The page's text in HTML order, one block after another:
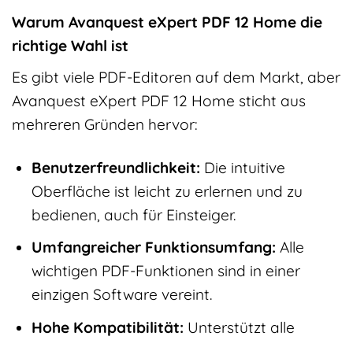
Warum Avanquest eXpert PDF 12 Home die
richtige Wahl ist
Es gibt viele PDF-Editoren auf dem Markt, aber
Avanquest eXpert PDF 12 Home sticht aus
mehreren Gründen hervor:
Benutzerfreundlichkeit: Die intuitive
Oberfläche ist leicht zu erlernen und zu
bedienen, auch für Einsteiger.
Umfangreicher Funktionsumfang: Alle
wichtigen PDF-Funktionen sind in einer
einzigen Software vereint.
Hohe Kompatibilität: Unterstützt alle